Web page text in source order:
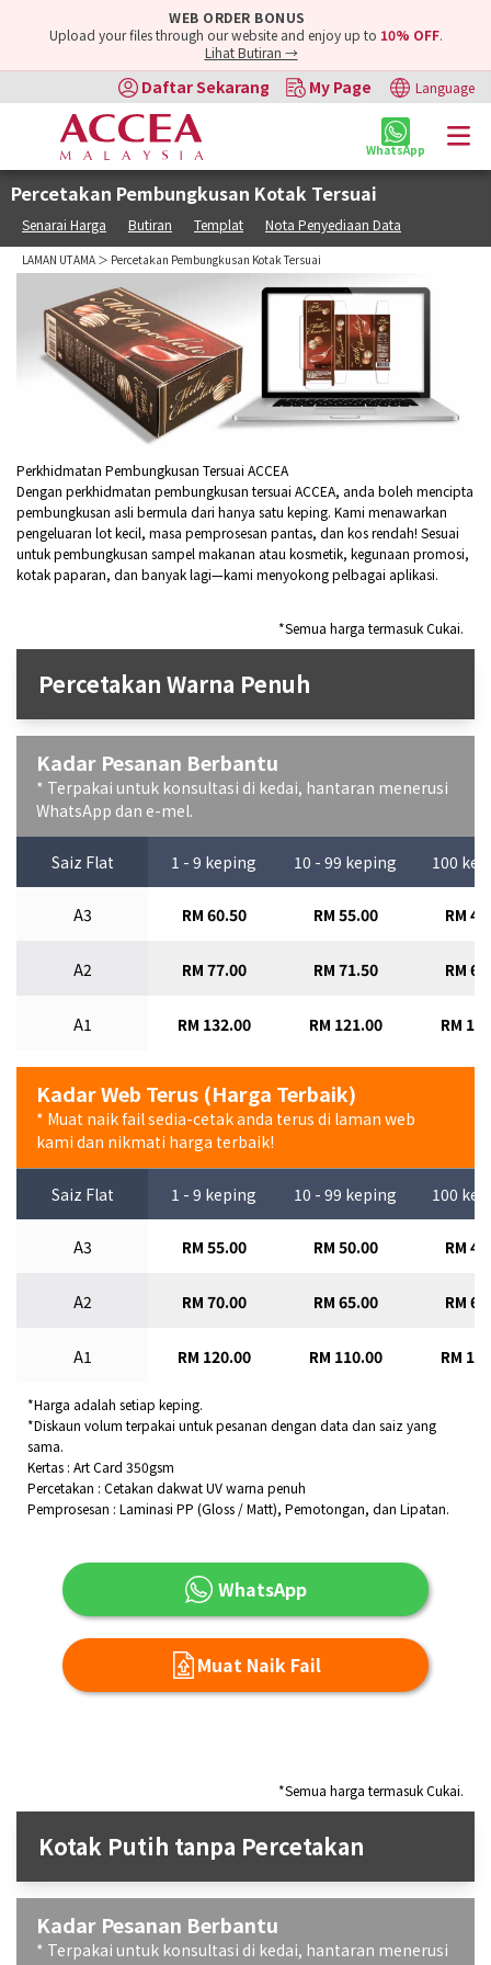
WEB ORDER BONUS
Upload your files through our website and enjoy up to 10% OFF.
Lihat Butiran →
Daftar Sekarang My Page Language
WhatsApp
Percetakan Pembungkusan Kotak Tersuai
Senarai Harga Butiran Templat Nota Penyediaan Data
LAMAN UTAMA ＞ Percetakan Pembungkusan Kotak Tersuai
Perkhidmatan Pembungkusan Tersuai ACCEA
Dengan perkhidmatan pembungkusan tersuai ACCEA, anda boleh mencipta
pembungkusan asli bermula dari hanya satu keping. Kami menawarkan
pengeluaran lot kecil, masa pemprosesan pantas, dan kos rendah! Sesuai
untuk pembungkusan sampel makanan atau kosmetik, kegunaan promosi,
kotak paparan, dan banyak lagi—kami menyokong pelbagai aplikasi.
*Semua harga termasuk Cukai.
Percetakan Warna Penuh
Kadar Pesanan Berbantu
* Terpakai untuk konsultasi di kedai, hantaran menerusi
WhatsApp dan e-mel.
Saiz Flat 1 - 9 keping 10 - 99 keping 100
A3 RM 60.50 RM 55.00 RM
A2 RM 77.00 RM 71.50 RM
A1 RM 132.00 RM 121.00 RM
Kadar Web Terus (Harga Terbaik)
* Muat naik fail sedia-cetak anda terus di laman web
kami dan nikmati harga terbaik!
Saiz Flat 1 - 9 keping 10 - 99 keping 100
A3 RM 55.00 RM 50.00 RM
A2 RM 70.00 RM 65.00 RM
A1 RM 120.00 RM 110.00 RM
*Harga adalah setiap keping.
*Diskaun volum terpakai untuk pesanan dengan data dan saiz yang
sama.
Kertas : Art Card 350gsm
Percetakan : Cetakan dakwat UV warna penuh
Pemprosesan : Laminasi PP (Gloss / Matt), Pemotongan, dan Lipatan.
WhatsApp
Muat Naik Fail
*Semua harga termasuk Cukai.
Kotak Putih tanpa Percetakan
Kadar Pesanan Berbantu
* Terpakai untuk konsultasi di kedai, hantaran menerusi